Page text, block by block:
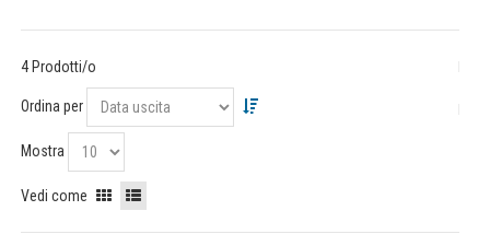
4 Prodotti/o
Ordina per
Mostra
Vedi come